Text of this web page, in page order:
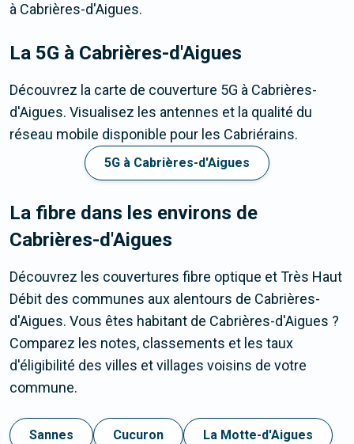
à Cabrières-d'Aigues.
La 5G à Cabrières-d'Aigues
Découvrez la carte de couverture 5G à Cabrières-
d'Aigues. Visualisez les antennes et la qualité du
réseau mobile disponible pour les Cabriérains.
5G à Cabrières-d'Aigues
La fibre dans les environs de
Cabrières-d'Aigues
Découvrez les couvertures fibre optique et Très Haut
Débit des communes aux alentours de Cabrières-
d'Aigues. Vous êtes habitant de Cabrières-d'Aigues ?
Comparez les notes, classements et les taux
d'éligibilité des villes et villages voisins de votre
commune.
Sannes Cucuron La Motte-d'Aigues